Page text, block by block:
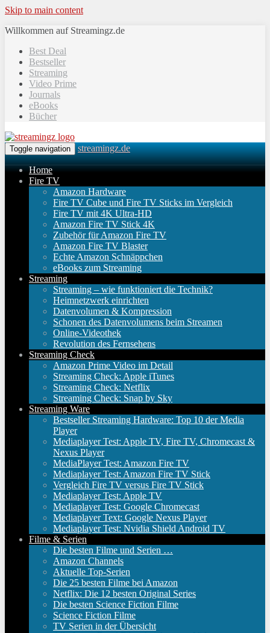
Skip to main content
Willkommen auf Streamingz.de
Best Deal
Bestseller
Streaming
Video Prime
Journals
eBooks
Bücher
Toggle navigation streamingz.de
Home
Fire TV
Amazon Hardware
Fire TV Cube und Fire TV Sticks im Vergleich
Fire TV mit 4K Ultra-HD
Amazon Fire TV Stick 4K
Zubehör für Amazon Fire TV
Amazon Fire TV Blaster
Echte Amazon Schnäppchen
eBooks zum Streaming
Streaming
Streaming – wie funktioniert die Technik?
Heimnetzwerk einrichten
Datenvolumen & Kompression
Schonen des Datenvolumens beim Streamen
Online-Videothek
Revolution des Fernsehens
Streaming Check
Amazon Prime Video im Detail
Streaming Check: Apple iTunes
Streaming Check: Netflix
Streaming Check: Snap by Sky
Streaming Ware
Bestseller Streaming Hardware: Top 10 der Media
Player
Mediaplayer Test: Apple TV, Fire TV, Chromecast &
Nexus Player
MediaPlayer Test: Amazon Fire TV
Mediaplayer Test: Amazon Fire TV Stick
Vergleich Fire TV versus Fire TV Stick
Mediaplayer Test: Apple TV
Mediaplayer Test: Google Chromecast
Mediaplayer Text: Google Nexus Player
Mediaplayer Test: Nvidia Shield Android TV
Filme & Serien
Die besten Filme und Serien …
Amazon Channels
Aktuelle Top-Serien
Die 25 besten Filme bei Amazon
Netflix: Die 12 besten Original Series
Die besten Science Fiction Filme
Science Fiction Filme
TV Serien in der Übersicht